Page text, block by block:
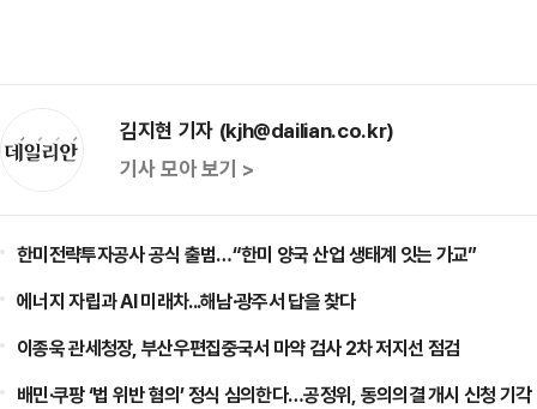
김지현 기자 (kjh@dailian.co.kr)
기사 모아 보기 >
한미전략투자공사 공식 출범…“한미 양국 산업 생태계 잇는 가교”
에너지 자립과 AI 미래차...해남·광주서 답을 찾다
이종욱 관세청장, 부산우편집중국서 마약 검사 2차 저지선 점검
배민·쿠팡 ‘법 위반 혐의’ 정식 심의한다…공정위, 동의의결 개시 신청 기각